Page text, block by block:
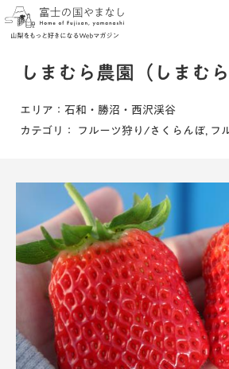
しまむら農園（しまむ
エリア ：石和・勝沼・西沢渓谷
カテゴリ
： フルーツ狩り/さくらんぼ, フ